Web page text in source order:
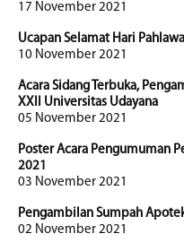
17 November 2021
Ucapan Selamat Hari
10 November 2021
Acara Sidang Terbuka,
XXII Universitas Udayana
05 November 2021
Poster Acara Pengumuman
2021
03 November 2021
Pengambilan Sumpah
02 November 2021